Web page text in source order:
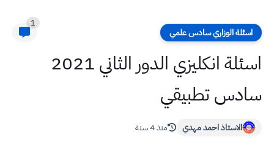
اسئلة الوزاري سادس علمي
1
اسئلة انكليزي الدور الثاني 2021
سادس تطبيقي
الاستاذ احمد مهدي منذ 4 سنة